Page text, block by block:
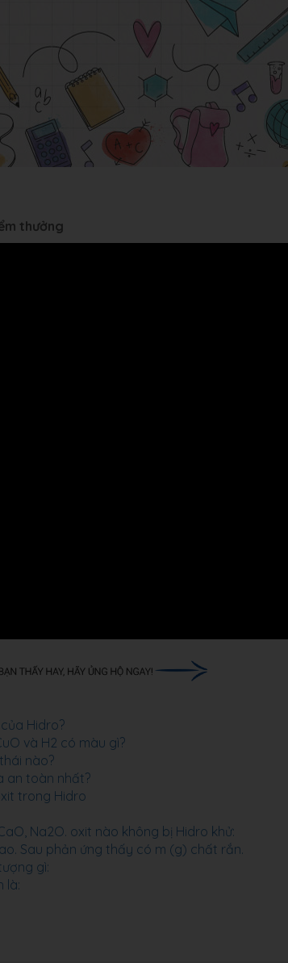
thưởng
Hidro?
và H2 có màu gì?
nào?
an toàn nhất?
trong Hidro
Na2O. oxit nào không bị Hidro khử:
Sau phản ứng thấy có m (g) chất rắn.
gì:
là: